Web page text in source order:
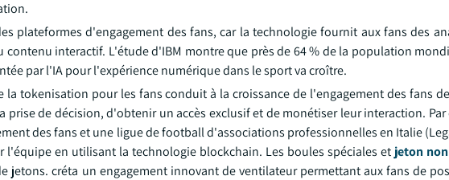
plateformes d'engagement des fans, car la technologie fournit aux fans des
contenu interactif. L'étude d'IBM montre que près de 64 % de la population
par l'IA pour l'expérience numérique dans le sport va croître.
tokenisation pour les fans conduit à la croissance de l'engagement des fans
prise de décision, d'obtenir un accès exclusif et de monétiser leur interaction. Par
des fans et une ligue de football d'associations professionnelles en Italie
en utilisant la technologie blockchain. Les boules spéciales et jeton
jetons. créta un engagement innovant de ventilateur permettant aux fans de